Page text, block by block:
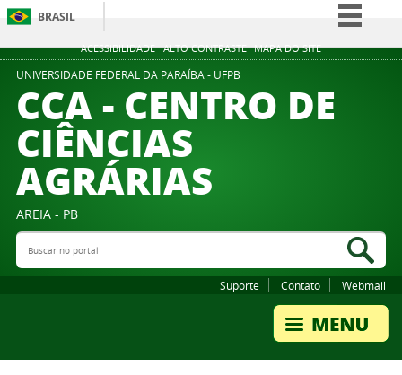
ACESSIBILIDADE ALTO CONTRASTE MAPA DO SITE
BRASIL
Simplifique!
Participe
UNIVERSIDADE FEDERAL DA PARAÍBA - UFPB
CCA - CENTRO DE
CIÊNCIAS
AGRÁRIAS
AREIA - PB
Buscar no portal
Suporte Contato Webmail